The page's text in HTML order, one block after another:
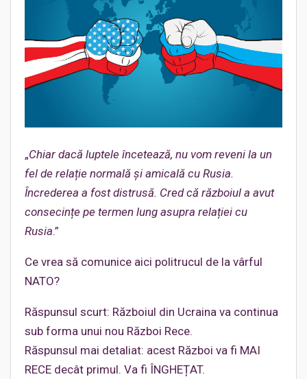
„Chiar dacă luptele încetează, nu vom reveni la un
fel de relație normală și amicală cu Rusia.
Încrederea a fost distrusă. Cred că războiul a avut
consecințe pe termen lung asupra relației cu
Rusia.”
Ce vrea să comunice aici politrucul de la vârful
NATO?
Răspunsul scurt: Războiul din Ucraina va continua
sub forma unui nou Război Rece.
Răspunsul mai detaliat: acest Război va fi MAI
RECE decât primul. Va fi ÎNGHEȚAT.